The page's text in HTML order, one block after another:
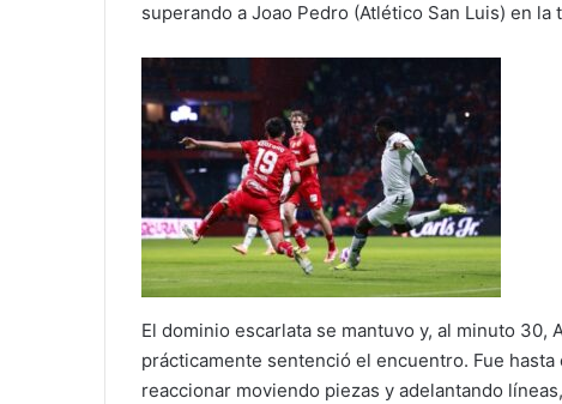
superando a Joao Pedro (Atlético San Luis) en la
El dominio escarlata se mantuvo y, al minuto
prácticamente sentenció el encuentro. Fue
reaccionar moviendo piezas y adelantando